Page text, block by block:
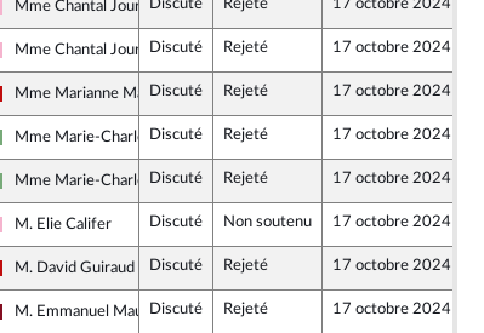
Socialistes et apparentés
Mme Chantal JourdanDiscuté Rejeté 17 octobre 2024
Socialistes et apparentés
Mme Chantal JourdanDiscuté Rejeté 17 octobre 2024
La France insoumise - Nouveau Front Populaire
Mme Marianne MaximiDiscuté Rejeté 17 octobre 2024
Écologiste et Social
Mme Marie-Charlotte Garin
Discuté Rejeté 17 octobre 2024
Écologiste et Social
Mme Marie-Charlotte Garin
Discuté Rejeté 17 octobre 2024
Socialistes et apparentés
M. Elie Califer Discuté Non soutenu 17 octobre 2024
La France insoumise - Nouveau Front Populaire
M. David Guiraud Discuté Rejeté 17 octobre 2024
Gauche Démocrate et Républicaine
M. Emmanuel MaurelDiscuté Rejeté 17 octobre 2024